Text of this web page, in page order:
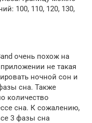
100, 110, 120, 130,
очень похож на
не такая
ночной сон и
сна. Также
количество
сна. К сожалению,
3 фазы сна